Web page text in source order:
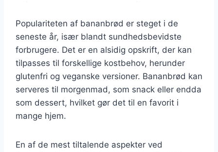
Populariteten af bananbrød er steget i de
seneste år, især blandt sundhedsbevidste
forbrugere. Det er en alsidig opskrift, der kan
tilpasses til forskellige kostbehov, herunder
glutenfri og veganske versioner. Bananbrød kan
serveres til morgenmad, som snack eller endda
som dessert, hvilket gør det til en favorit i
mange hjem.
En af de mest tiltalende aspekter ved